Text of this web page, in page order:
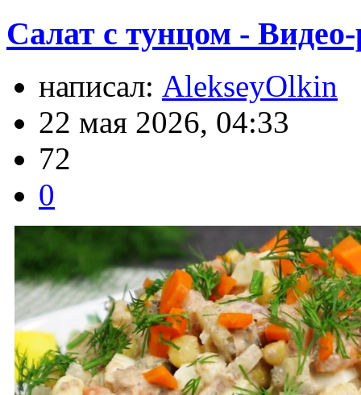
Салат с тунцом -
написал: AlekseyOlkin
22 мая 2026, 04:33
72
0